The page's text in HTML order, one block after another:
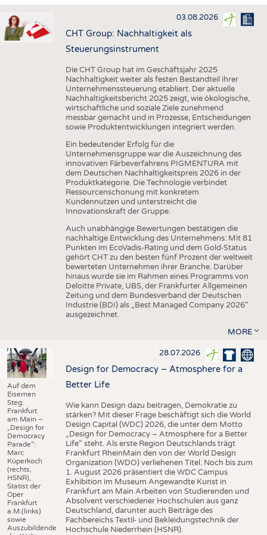
HAUS- UND HEIMTEXTILIEN
BEKLEIDUNG
AUSSCHREIBUNGEN
DTV AUSSCHREIBUNGSDIENST
STATISTICS
ADRESSEN & LINKS
PUBLIKATIONEN
BRANCHENTERMINE
03.08.2026
CHT Group: Nachhaltigkeit als
Steuerungsinstrument
Die CHT Group hat im Geschäftsjahr 2025
Nachhaltigkeit weiter als festen Bestandteil ihrer
Unternehmenssteuerung etabliert. Der aktuelle
Nachhaltigkeitsbericht 2025 zeigt, wie ökologische,
wirtschaftliche und soziale Ziele zunehmend
messbar gemacht und in Prozesse, Entscheidungen
sowie Produktentwicklungen integriert werden.
Ein bedeutender Erfolg für die
Unternehmensgruppe war die Auszeichnung des
innovativen Färbeverfahrens PIGMENTURA mit
dem Deutschen Nachhaltigkeitspreis 2026 in der
Produktkategorie. Die Technologie verbindet
Ressourcenschonung mit konkretem
Kundennutzen und unterstreicht die
Innovationskraft der Gruppe.
Auch unabhängige Bewertungen bestätigen die
nachhaltige Entwicklung des Unternehmens: Mit 81
Punkten im EcoVadis-Rating und dem Gold-Status
gehört CHT zu den besten fünf Prozent der weltweit
bewerteten Unternehmen ihrer Branche. Darüber
hinaus wurde sie im Rahmen eines Programms von
Deloitte Private, UBS, der Frankfurter Allgemeinen
Zeitung und dem Bundesverband der Deutschen
Industrie (BDI) als „Best Managed Company 2026“
ausgezeichnet.
MORE
Auf dem
Eisernen
Steg:
Frankfurt
am Main –
„Design for
Democracy
Parade“:
Marc
Küperkoch
(rechts,
HSNR),
Statist der
Oper
Frankfurt
a.M.(links)
sowie
Auszubildende
28.07.2026
Design for Democracy – Atmosphere for a
Better Life
Wie kann Design dazu beitragen, Demokratie zu
stärken? Mit dieser Frage beschäftigt sich die World
Design Capital (WDC) 2026, die unter dem Motto
„Design for Democracy – Atmosphere for a Better
Life“ steht. Als erste Region Deutschlands trägt
Frankfurt RheinMain den von der World Design
Organization (WDO) verliehenen Titel. Noch bis zum
1. August 2026 präsentiert die WDC Campus
Exhibition im Museum Angewandte Kunst in
Frankfurt am Main Arbeiten von Studierenden und
Absolvent verschiedener Hochschulen aus ganz
Deutschland, darunter auch Beiträge des
Fachbereichs Textil- und Bekleidungstechnik der
Hochschule Niederrhein (HSNR).